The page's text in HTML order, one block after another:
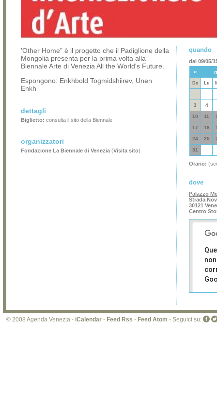
'Other Home” è il progetto che il Padiglione della
Mongolia presenta per la prima volta alla
Biennale Arte di Venezia All the World's Future.
Espongono: Enkhbold Togmidshiirev, Unen
Enkh
dettagli
Biglietto: consulta il sito della Biennale
organizzatori
Fondazione La Biennale di Venezia (Visita sito)
quando
dal 09/05/
«
Do Lu
3 4
10 11
17 18
24 25
31
Orario:
dove
Palazzo
Strada
30121
Centro
di
sito
© 2008 Agenda Venezia - iCalendar - Feed Rss - Feed Atom - Seguici su: